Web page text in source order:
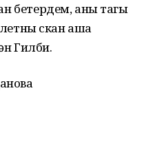
бетердем, аны тагы
скан аша
Гилби.